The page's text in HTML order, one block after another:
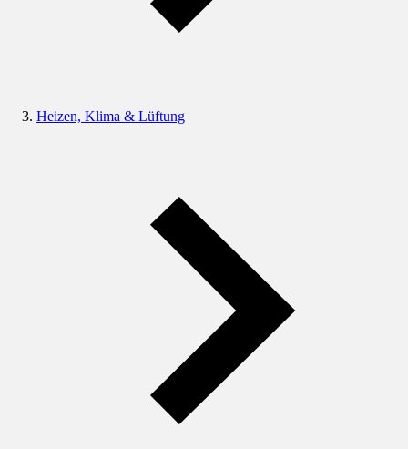
Heizen, Klima & Lüftung